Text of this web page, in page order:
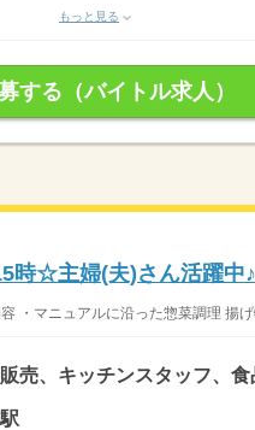
もっと見る
する（バイトル求人）
時☆主婦(夫)さん活躍中♪
・マニュアルに沿った惣菜調理 揚げ
売、キッチンスタッフ、